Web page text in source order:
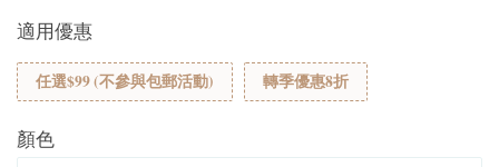
適用優惠
任選$99 (不參與包郵活動) 轉季優惠8折
顏色